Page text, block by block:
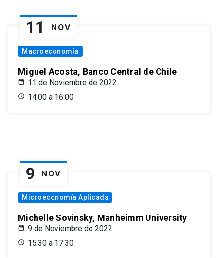
11 NOV
Macroeconomía
Miguel Acosta, Banco Central de Chile
11 de Noviembre de 2022
14:00 a 16:00
9 NOV
Microeconomía Aplicada
Michelle Sovinsky, Manheimm University
9 de Noviembre de 2022
15:30 a 17:30